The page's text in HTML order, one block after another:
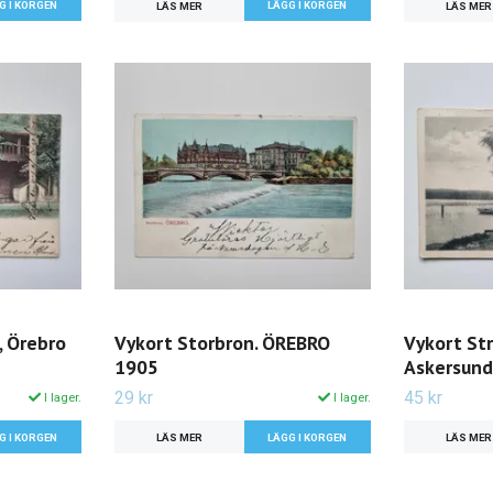
LÄS MER LÄS MER
Örebro
I lager.
Vykort Storbron. ÖREBRO
1905
29 kr I lager.
LÄS MER
Vykort
Askersund
45 kr
LÄS MER